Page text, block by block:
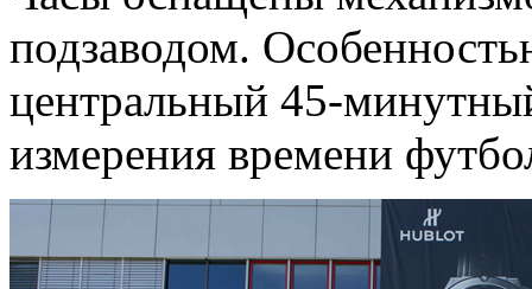
подзаводом.
центральный 45-
измерения времени